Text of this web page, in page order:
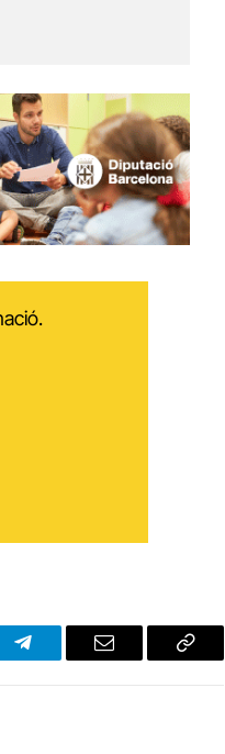
Telegram Email
Copy